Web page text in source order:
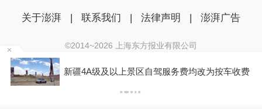
新疆4A级及以上景区自驾服务费均改为按车收费
关于澎湃 | 联系我们 | 法律声明 | 澎湃广告
©2014~2026 上海东方报业有限公司
沪ICP证：沪B2-20170116 | 沪ICP备14003370号
互联网新闻信息服务许可证：31120170006
沪公网安备 31010602000299号